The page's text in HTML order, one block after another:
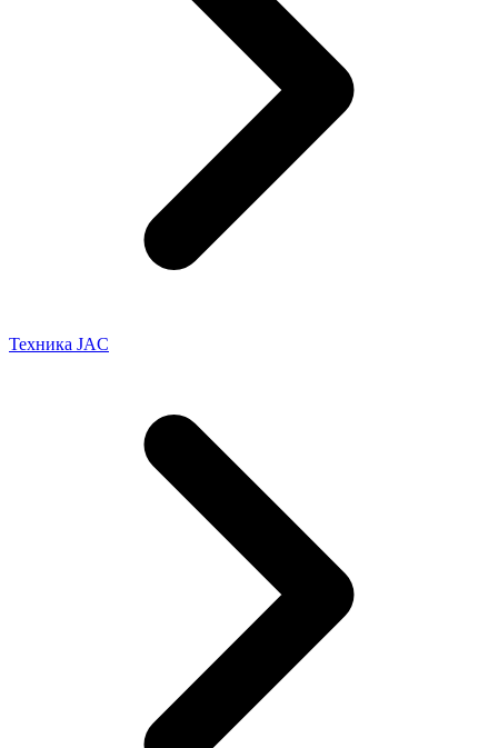
Техника JAC